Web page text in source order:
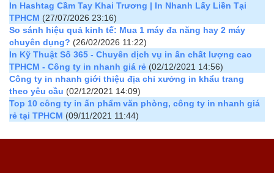
In Hashtag Cầm Tay Khai Trương | In Nhanh Lấy Liền Tại
TPHCM (27/07/2026 23:16)
So sánh hiệu quả kinh tế: Mua 1 máy đa năng hay 2 máy
chuyên dụng? (26/02/2026 11:22)
In Kỹ Thuật Số 365 - Chuyên dịch vụ in ấn chất lượng cao
TPHCM - Công ty in nhanh giá rẻ (02/12/2021 14:56)
Công ty in nhanh giới thiệu địa chỉ xưởng in khẩu trang
theo yêu cầu (02/12/2021 14:09)
Top 10 công ty in ấn phẩm văn phòng, công ty in nhanh giá
rẻ tại TPHCM (09/11/2021 11:44)